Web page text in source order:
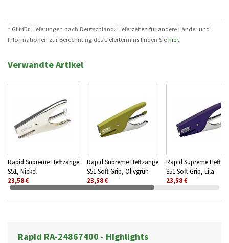
* Gilt für Lieferungen nach Deutschland. Lieferzeiten für andere Länder und
Informationen zur Berechnung des Liefertermins finden Siehier.
Verwandte Artikel
Rapid Supreme Heftzange
S51, Nickel
23,58 €
Rapid Supreme Heftzange
S51 Soft Grip, Olivgrün
23,58 €
Rapid Supreme
S51 Soft Grip, Lila
23,58 €
Rapid RA-24867400 - Highlights